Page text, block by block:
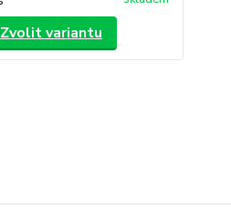
Zvolit variantu